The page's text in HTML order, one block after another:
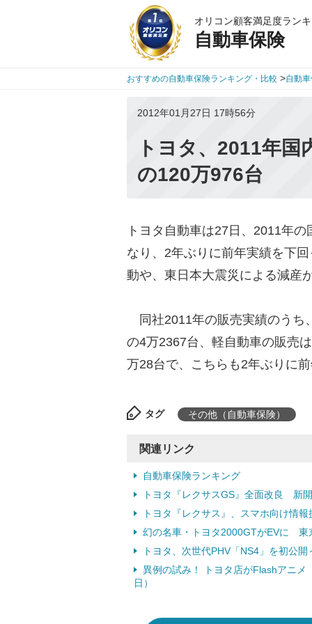
オリコン顧客満足度ラン
自動車保険
おすすめの自動車保険ランキング・比較 >自動
2012年01月27日 17時56分
トヨタ、2011年
の120万976台
トヨタ自動車は27日、2011年
なり、2年ぶりに前年実績を下
動や、東日本大震災による減産
同社2011年の販売実績のうち
の4万2367台、軽自動車の販売
万28台で、こちらも2年ぶりに
タグ その他（自動車保険）
関連リンク
自動車保険ランキング
トヨタ『レクサスGS』全面改良 新
トヨタ『レクサス』、スマホ向け情
幻の名車・トヨタ2000GTがEVに 東
トヨタ、次世代PHV「NS4」を初公
異例の試み！ トヨタ店がFlashアニ
日）